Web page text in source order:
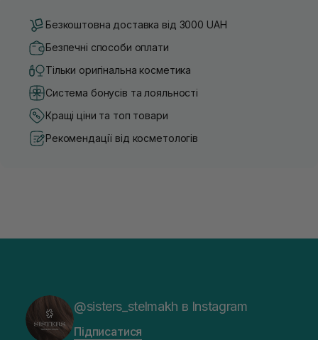
Безкоштовна доставка від 3000 UAH
Безпечні способи оплати
Тільки оригінальна косметика
Система бонусів та лояльності
Кращі ціни та топ товари
Рекомендації від косметологів
@sisters_stelmakh в Instagram
Підписатися